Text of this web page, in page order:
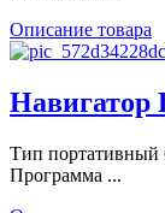
Описание товара
Навигатор
Тип портативный
Программа ...